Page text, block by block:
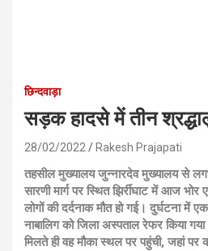
छिन्दवाड़ा
सड़क हादसे में तीन
28/02/2022 Rakesh Prajapati
तहसील मुख्यालय जुन्नारदेव मुख्यालय से
सारणी मार्ग पर स्थित झिर्रीघाट में आज
लोगों की दर्दनाक मौत हो गई। दुर्घटना में
नाबालिग को जिला अस्पताल रेफर किया
मिलते ही वह मौका स्थल पर पहुंची, जहां